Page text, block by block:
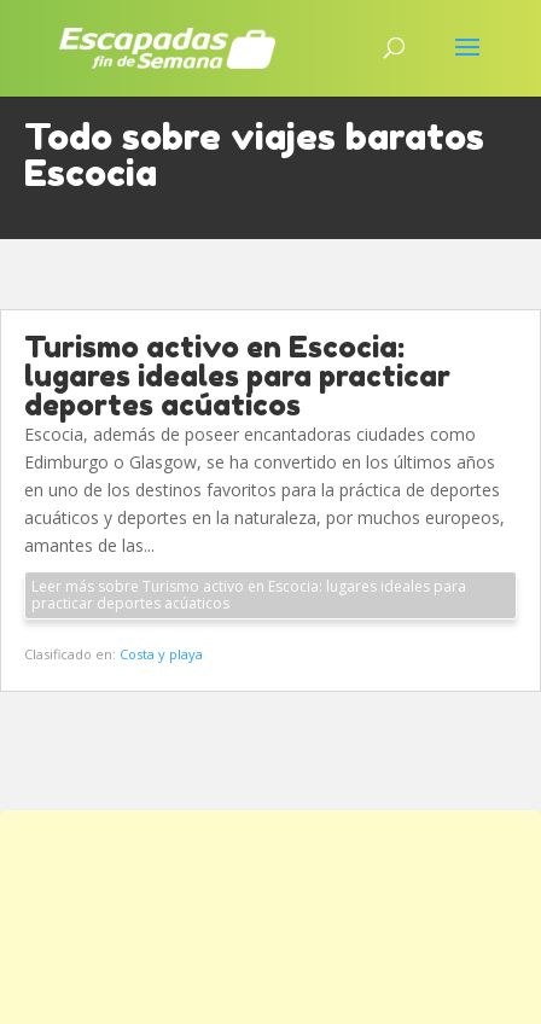
Todo sobre viajes baratos
Escocia
Turismo activo en Escocia:
lugares ideales para practicar
deportes acúaticos
Escocia, además de poseer encantadoras ciudades como
Edimburgo o Glasgow, se ha convertido en los últimos años
en uno de los destinos favoritos para la práctica de deportes
acuáticos y deportes en la naturaleza, por muchos europeos,
amantes de las...
Leer más sobre Turismo activo en Escocia: lugares ideales para
practicar deportes acúaticos
Clasificado en: Costa y playa